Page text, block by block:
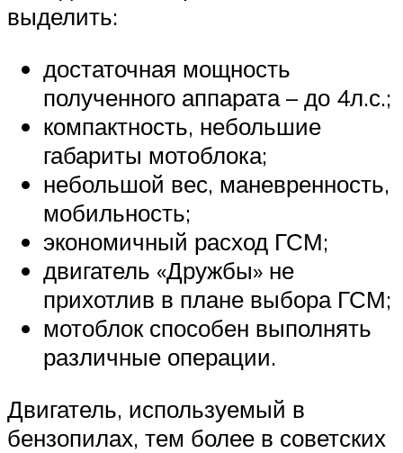
выделить:
достаточная мощность
полученного аппарата – до 4л.с.;
компактность, небольшие
габариты мотоблока;
небольшой вес, маневренность,
мобильность;
экономичный расход ГСМ;
двигатель «Дружбы» не
прихотлив в плане выбора ГСМ;
мотоблок способен выполнять
различные операции.
Двигатель, используемый в
бензопилах, тем более в советских